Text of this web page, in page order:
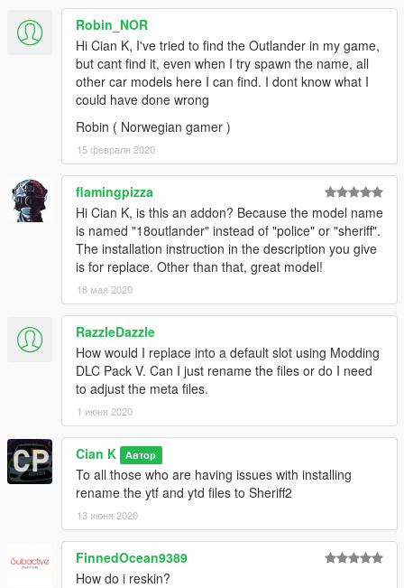
Robin_NOR
Hi Cian K, I've tried to find the Outlander in my game,
but cant find it, even when I try spawn the name, all
other car models here I can find. I dont know what I
could have done wrong
Robin ( Norwegian gamer )
15 февраля 2020
flamingpizza
Hi Cian K, is this an addon? Because the model name
is named "18outlander" instead of "police" or "sheriff".
The installation instruction in the description you give
is for replace. Other than that, great model!
18 мая 2020
RazzleDazzle
How would I replace into a default slot using Modding
DLC Pack V. Can I just rename the files or do I need
to adjust the meta files.
1 июня 2020
Cian K Автор
To all those who are having issues with installing
rename the ytf and ytd files to Sheriff2
13 июня 2020
FinnedOcean9389
How do i reskin?